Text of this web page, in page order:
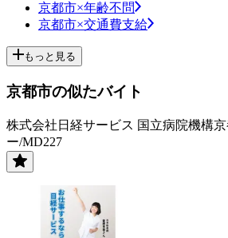
京都市×年齢不問
京都市×交通費支給
もっと見る
京都市の似たバイト
株式会社日経サービス 国立病院機構
ー/MD227